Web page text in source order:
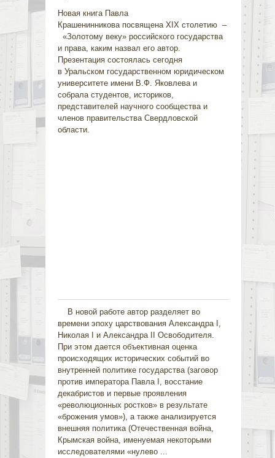
Новая книга Павла
Крашенинникова посвящена XIX столетию –
«Золотому веку» российского государства
и права, каким назвал его автор.
Презентация состоялась сегодня
в Уральском государственном юридическом
университете имени В.Ф. Яковлева и
собрала студентов, историков,
представителей научного сообщества и
членов правительства Свердловской
области.
В новой работе автор разделяет во
времени эпоху царствования Александра I,
Николая I и Александра II Освободителя.
При этом дается объективная оценка
происходящих исторических событий во
внутренней политике государства (заговор
против императора Павла I, восстание
декабристов и первые проявления
«революционных ростков» в результате
«брожения умов»), а также анализируется
внешняя политика (Отечественная война,
Крымская война, именуемая некоторыми
исследователями «нулево ...